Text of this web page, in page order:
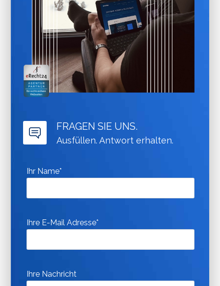
FRAGEN SIE UNS.
Ausfüllen. Antwort erhalten.
Ihr Name*
Ihre E-Mail Adresse*
Ihre Nachricht